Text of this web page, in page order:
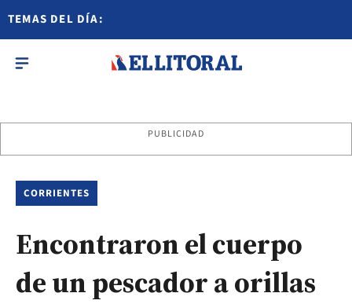
TEMAS DEL DÍA:
PUBLICIDAD
CORRIENTES
Encontraron el cuerpo
de un pescador a orillas